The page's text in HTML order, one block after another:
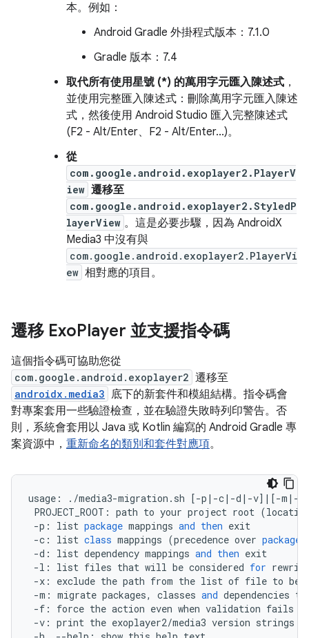
本。例如：
Android Gradle 外掛程式版本：7.1.0
Gradle 版本：7.4
取代所有使用星號 (*) 的萬用字元匯入陳述式 ，
並使用完整匯入陳述式：刪除萬用字元匯入陳述
式，然後使用 Android Studio 匯入完整陳述式
(F2 - Alt/Enter、F2 - Alt/Enter...)。
從
com.google.android.exoplayer2.PlayerV
iew 遷移至
com.google.android.exoplayer2.StyledP
layerView 。這是必要步驟，因為 AndroidX
Media3 中沒有與
com.google.android.exoplayer2.PlayerVi
ew 相對應的項目。
遷移 ExoPlayer 並支援指令碼
這個指令碼可協助您從
com.google.android.exoplayer2 遷移至
androidx.media3 底下的新套件和模組結構。指令碼會
對專案套用一些驗證檢查，並在驗證失敗時列印警告。否
則，系統會套用以 Java 或 Kotlin 編寫的 Android Gradle 專
案資源中， 重新命名的類別和套件對應項。
usage : . /media3-migration . sh [-p |-c|-d |-v] | [-m |-
PROJECT_ROOT : path to your project root (
-p : list package mappings and then exit
-c : list class mappings (precedence over package
-d : list dependency mappings and then exit
-l : list files that will be considered for
-x : exclude the path from the list of file to be
-m : migrate packages, classes and dependencies to
-f : force the action even when validation fails
-v : print the exoplayer2/media3 version strings